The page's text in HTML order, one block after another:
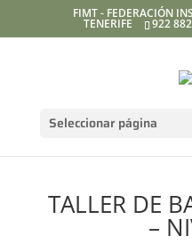
FIMT - FEDERACIÓN
TENERIFE 922
Seleccionar página
TALLER DE
–